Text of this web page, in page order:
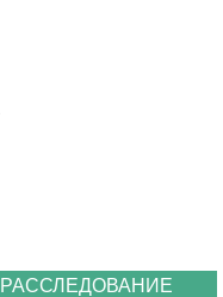
РАССЛЕДОВАНИЕ